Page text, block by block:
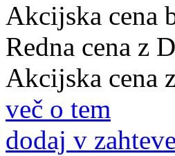
Akcijska cena
Redna cena z
Akcijska cena
več o tem
dodaj v